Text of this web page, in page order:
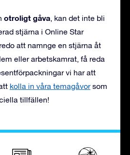
otroligt gåva, kan det inte bli
stjärna i Online Star
att namnge en stjärna åt
eller arbetskamrat, få reda
vi har att
kolla in våra temagåvorsom
tillfällen!